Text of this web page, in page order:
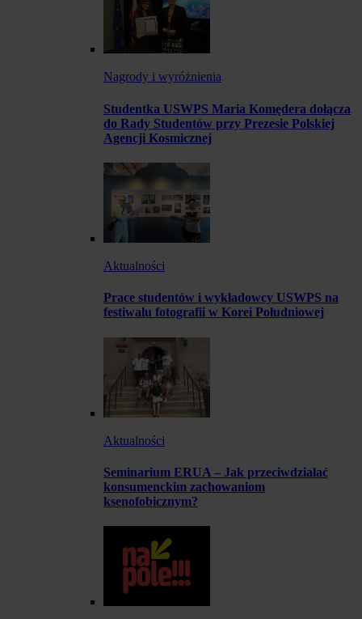
Nagrody i wyróżnienia
Studentka USWPS Maria Komędera dołącza
do Rady Studentów przy Prezesie Polskiej
Agencji Kosmicznej
Aktualności
Prace studentów i wykładowcy USWPS na
festiwalu fotografii w Korei Południowej
Aktualności
Seminarium ERUA – Jak przeciwdziałać
konsumenckim zachowaniom
ksenofobicznym?